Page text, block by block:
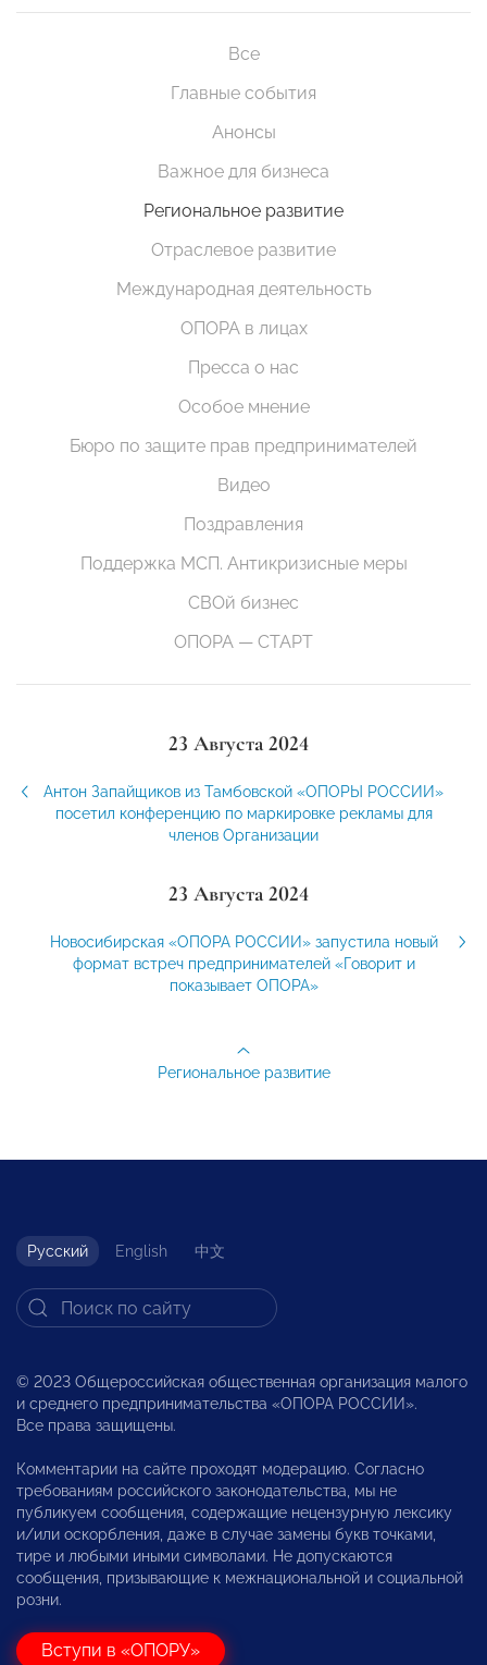
Все
Главные события
Анонсы
Важное для бизнеса
Региональное развитие
Отраслевое развитие
Международная деятельность
ОПОРА в лицах
Пресса о нас
Особое мнение
Бюро по защите прав предпринимателей
Видео
Поздравления
Поддержка МСП. Антикризисные меры
СВОй бизнес
ОПОРА — СТАРТ
23 Августа 2024
Антон Запайщиков из Тамбовской «ОПОРЫ РОССИИ»
посетил конференцию по маркировке рекламы для
членов Организации
23 Августа 2024
Новосибирская «ОПОРА РОССИИ» запустила новый
формат встреч предпринимателей «Говорит и
показывает ОПОРА»
Региональное развитие
Русский English 中文
© 2023 Общероссийская общественная организация малого
и среднего предпринимательства «ОПОРА РОССИИ».
Все права защищены.
Комментарии на сайте проходят модерацию. Согласно
требованиям российского законодательства, мы не
публикуем сообщения, содержащие нецензурную лексику
и/или оскорбления, даже в случае замены букв точками,
тире и любыми иными символами. Не допускаются
сообщения, призывающие к межнациональной и социальной
розни.
Вступи в «ОПОРУ»